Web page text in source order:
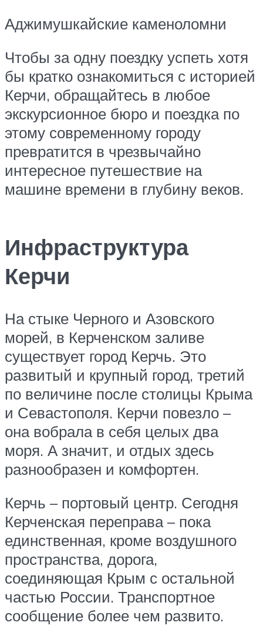
Аджимушкайские каменоломни
Чтобы за одну поездку успеть хотя
бы кратко ознакомиться с историей
Керчи, обращайтесь в любое
экскурсионное бюро и поездка по
этому современному городу
превратится в чрезвычайно
интересное путешествие на
машине времени в глубину веков.
Инфраструктура
Керчи
На стыке Черного и Азовского
морей, в Керченском заливе
существует город Керчь. Это
развитый и крупный город, третий
по величине после столицы Крыма
и Севастополя. Керчи повезло –
она вобрала в себя целых два
моря. А значит, и отдых здесь
разнообразен и комфортен.
Керчь – портовый центр. Сегодня
Керченская переправа – пока
единственная, кроме воздушного
пространства, дорога,
соединяющая Крым с остальной
частью России. Транспортное
сообщение более чем развито.